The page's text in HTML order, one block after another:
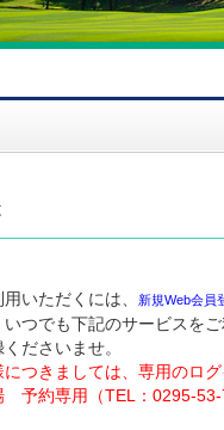
いただくには、 新規Web会員
つでも下記のサービスを
ださいませ。
つきましては、専用のロ
予約専用（TEL：0295-